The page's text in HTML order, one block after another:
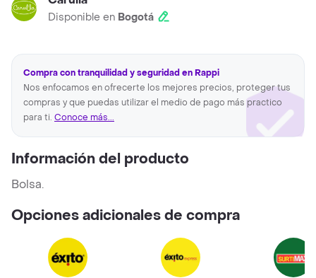
Disponible en Bogotá
Compra con tranquilidad y seguridad en Rappi
Nos enfocamos en ofrecerte los mejores precios, proteger tus
compras y que puedas utilizar el medio de pago más practico
para ti. Conoce más...
Información del producto
Bolsa.
Opciones adicionales de compra